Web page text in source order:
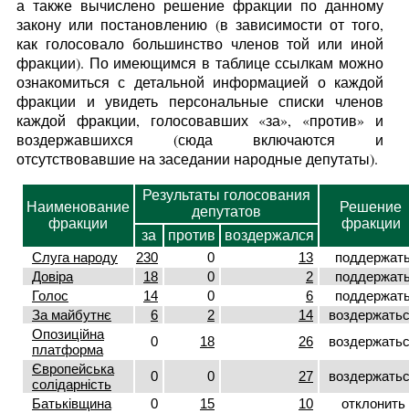
а также вычислено решение фракции по данному
закону или постановлению (в зависимости от того,
как голосовало большинство членов той или иной
фракции). По имеющимся в таблице ссылкам можно
ознакомиться с детальной информацией о каждой
фракции и увидеть персональные списки членов
каждой фракции, голосовавших «за», «против» и
воздержавшихся (сюда включаются и
отсутствовавшие на заседании народные депутаты).
Наименование
фракции
Результаты голосования
депутатов
Решение
фракции
за против
воздержался
Слуга народу
230 0 13
Довіра
18 0 2
Голос
14 0 6
За майбутнє
6 2 14
Опозиційна
платформа
0 18 26
Європейська
солідарність
0 0 27
Батьківщина
0 15 10 отклонить